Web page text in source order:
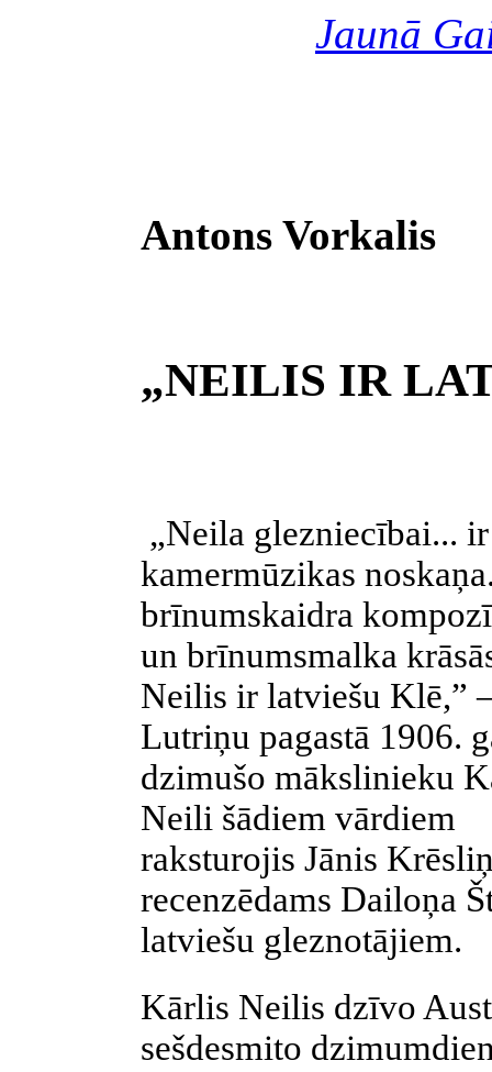
Jaunā
Antons Vorkalis
„NEILIS IR
„Neila glezniecībai... ir
kamermūzikas
brīnumskaidra
un brīnumsmalka
Neilis ir latviešu Klē,”
Lutriņu pagastā 1906.
dzimušo mākslinieku
Neili šādiem vārdiem
raksturojis Jānis
recenzēdams Dailoņa
latviešu gleznotājiem.
Kārlis Neilis dzīvo
sešdesmito